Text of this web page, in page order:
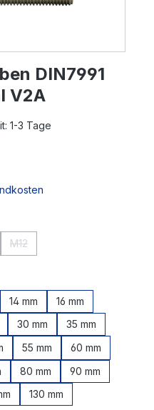
DIN7991
V2A
1-3 Tage
M12
14 mm
16 mm
30 mm
35 mm
55 mm
60 mm
80 mm
90 mm
130 mm